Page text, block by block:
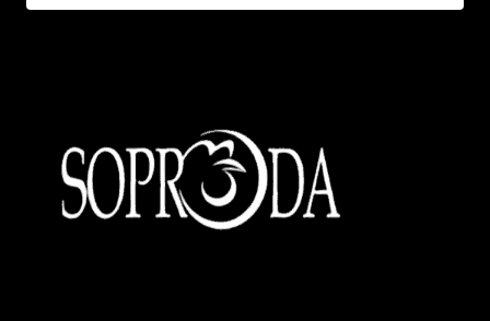
UN
COURS
POUR
RENFORCER
LA